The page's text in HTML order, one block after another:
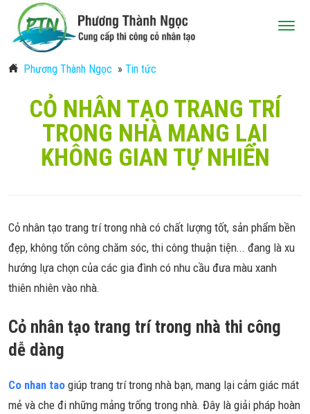
Phương Thành Ngọc » Tin tức
CỎ NHÂN TẠO TRANG TRÍ
TRONG NHÀ MANG LẠI
KHÔNG GIAN TỰ NHIÊN
Cỏ nhân tạo trang trí trong nhà có chất lượng tốt, sản phẩm bền
đẹp, không tốn công chăm sóc, thi công thuận tiện... đang là xu
hướng lựa chọn của các gia đình có nhu cầu đưa màu xanh
thiên nhiên vào nhà.
Cỏ nhân tạo trang trí trong nhà thi công
dễ dàng
Co nhan tao giúp trang trí trong nhà bạn, mang lại cảm giác mát
mẻ và che đi những mảng trống trong nhà. Đây là giải pháp hoàn